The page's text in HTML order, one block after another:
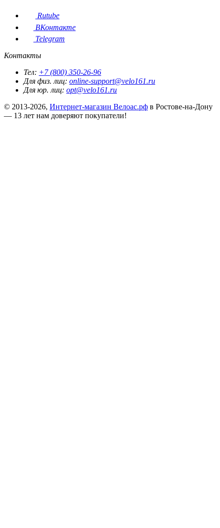
Rutube
ВКонтакте
Telegram
Контакты
Тел: +7 (800) 350-26-96
Для физ. лиц: online-support@velo161.ru
Для юр. лиц: opt@velo161.ru
© 2013-2026, Интернет-магазин Велоас.рф в Ростове-на-Дону
— 13 лет нам доверяют покупатели!